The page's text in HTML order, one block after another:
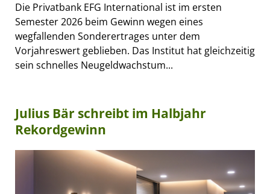
Die Privatbank EFG International ist im ersten
Semester 2026 beim Gewinn wegen eines
wegfallenden Sonderertrages unter dem
Vorjahreswert geblieben. Das Institut hat gleichzeitig
sein schnelles Neugeldwachstum...
Julius Bär schreibt im Halbjahr
Rekordgewinn